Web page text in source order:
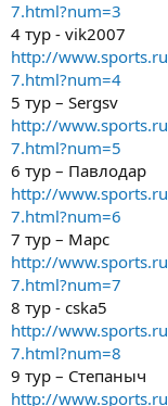
7.html?num=3
4 тур - vik2007
http://
7.html?num=4
5 тур – Sergsv
http://
7.html?num=5
6 тур – Павлодар
http://
7.html?num=6
7 тур – Марс
http://
7.html?num=7
8 тур - cska5
http://
7.html?num=8
9 тур – Степаныч
http://